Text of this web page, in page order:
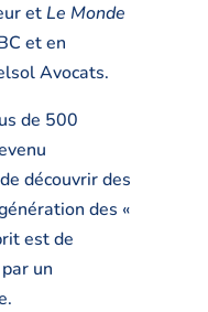
et Le Monde
et en
Avocats.
de 500
découvrir des
des «
est de
un